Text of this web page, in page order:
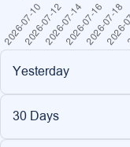
Yesterday
30 Days